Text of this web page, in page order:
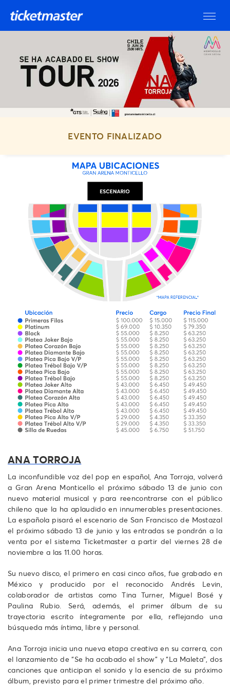
EVENTO FINALIZADO
ANA TORROJA
La inconfundible voz del pop en español, Ana Torroja, volverá
a Gran Arena Monticello el próximo sábado 13 de junio con
nuevo material musical y para reencontrarse con el público
chileno que la ha aplaudido en innumerables presentaciones.
La española pisará el escenario de San Francisco de Mostazal
el próximo sábado 13 de junio y las entradas se pondrán a la
venta por el sistema Ticketmaster a partir del viernes 28 de
noviembre a las 11.00 horas.
Su nuevo disco, el primero en casi cinco años, fue grabado en
México y producido por el reconocido Andrés Levin,
colaborador de artistas como Tina Turner, Miguel Bosé y
Paulina Rubio. Será, además, el primer álbum de su
trayectoria escrito íntegramente por ella, reflejando una
búsqueda más íntima, libre y personal.
Ana Torroja inicia una nueva etapa creativa en su carrera, con
el lanzamiento de “Se ha acabado el show” y “La Maleta”, dos
canciones que anticipan el sonido y la esencia de su próximo
álbum, previsto para el primer trimestre del próximo año.